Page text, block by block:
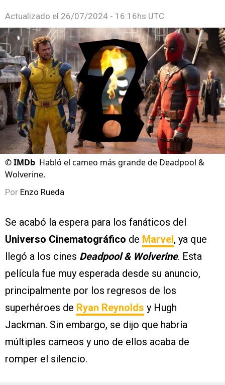
Actualizado el 26/07/2024 - 16:16hs UTC
©IMDb Habló el cameo más grande de Deadpool &
Wolverine.
Por Enzo Rueda
Se acabó la espera para los fanáticos del
Universo Cinematográfico de Marvel, ya que
llegó a los cines Deadpool & Wolverine. Esta
película fue muy esperada desde su anuncio,
principalmente por los regresos de los
superhéroes de Ryan Reynolds y Hugh
Jackman. Sin embargo, se dijo que habría
múltiples cameos y uno de ellos acaba de
romper el silencio.